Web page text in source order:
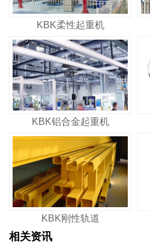
KBK柔性起重机
KBK铝合金起重机
KBK刚性轨道
相关资讯